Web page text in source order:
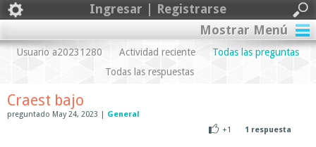
Ingresar | Registrarse
Mostrar Menú
Usuario a20231280 Actividad reciente
Todas las preguntas
Todas las respuestas
Craest bajo
preguntado May 24, 2023 | General
+1
1 respuesta